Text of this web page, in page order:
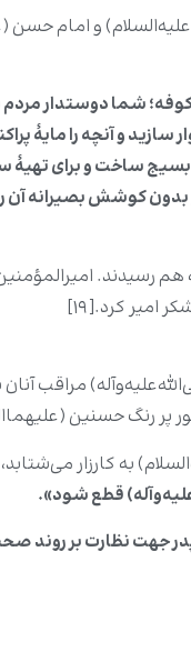
و امام حسن
شما دوستدار
و آنچه را
ساخت و برای تهیۀ
کوشش بصیرانه آن
امیر کرد.[۱۹]
مراقب آنان
حسنین
به کارزار
قطع شود».
جهت نظارت بر روند